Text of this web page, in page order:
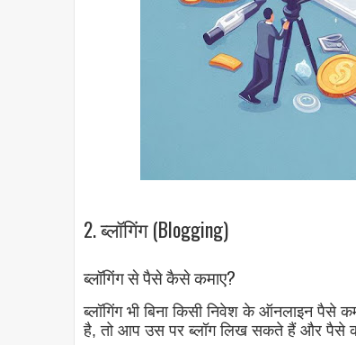
2. ब्लॉगिंग (Blogging)
ब्लॉगिंग से पैसे कैसे कमाए?
ब्लॉगिंग भी बिना किसी निवेश के ऑनलाइन पैसे
है, तो आप उस पर ब्लॉग लिख सकते हैं और पैसे